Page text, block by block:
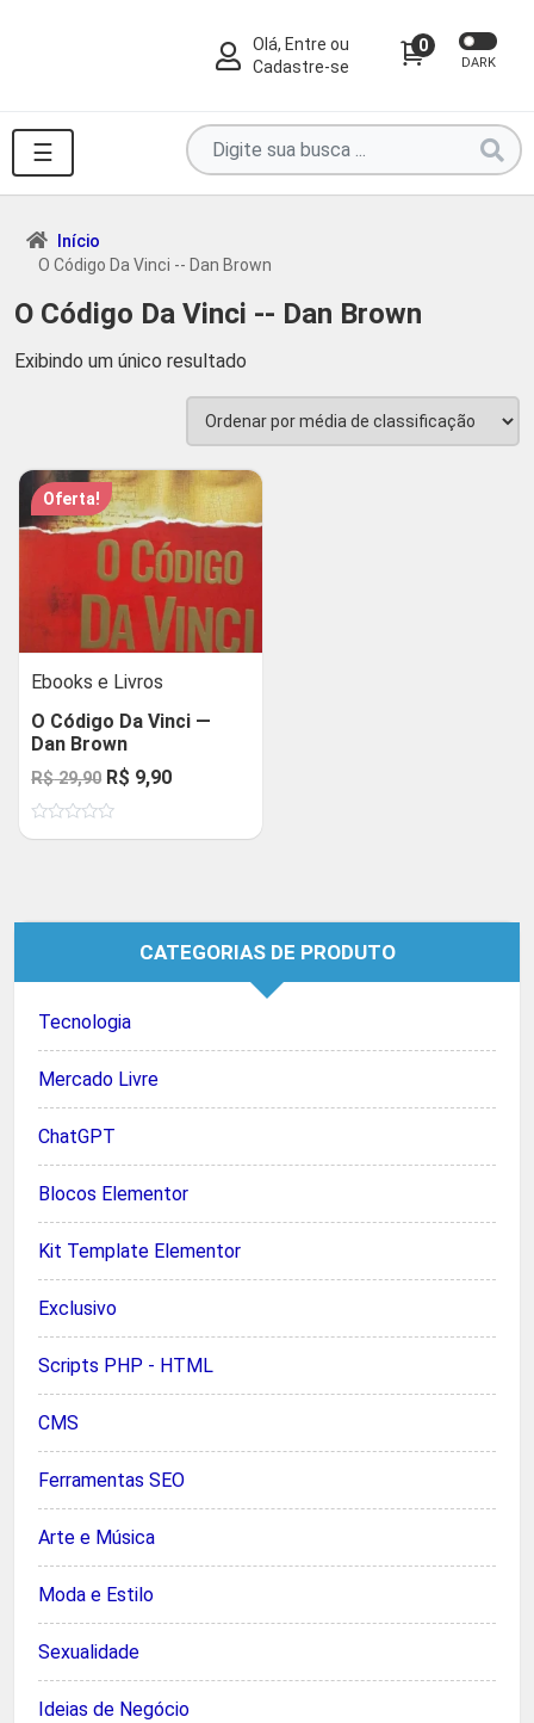
Olá, Entre ou
Cadastre-se
0
DARK
☰
Pesquise
por
produtos
...
Início
O Código Da Vinci -- Dan Brown
O Código Da Vinci -- Dan Brown
Exibindo um único resultado
Oferta!
Ebooks e Livros
O Código Da Vinci —
Dan Brown
R$29,90 O
preço
original
R$ 9,90O
atual
CATEGORIAS DE PRODUTO
Tecnologia
Mercado Livre
ChatGPT
Blocos Elementor
Kit Template Elementor
Exclusivo
Scripts PHP - HTML
CMS
Ferramentas SEO
Arte e Música
Moda e Estilo
Sexualidade
Ideias de Negócio